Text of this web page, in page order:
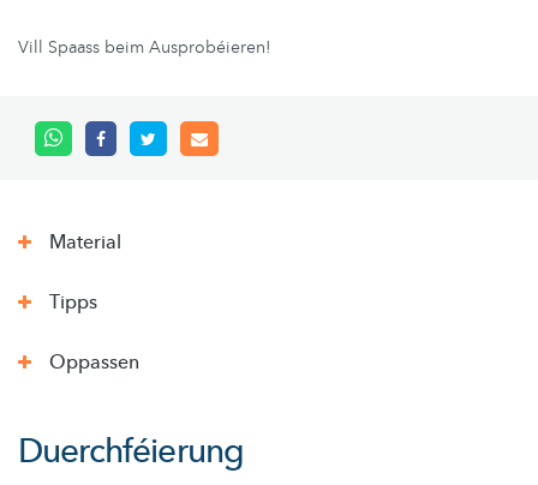
Vill Spaass beim Ausprobéieren!
Material
Tipps
Oppassen
Duerchféierung